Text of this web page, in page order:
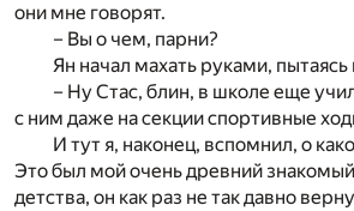
они мне говорят.
– Вы о чем, парни?
Ян начал махать руками,
– Ну Стас, блин, в школе еще
с ним даже на секции спортивные
И тут я, наконец, вспомнил, о
Это был мой очень древний
детства, он как раз не так давно